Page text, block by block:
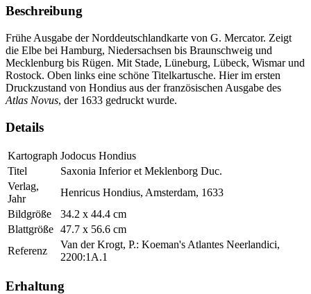
Beschreibung
Frühe Ausgabe der Norddeutschlandkarte von G. Mercator. Zeigt
die Elbe bei Hamburg, Niedersachsen bis Braunschweig und
Mecklenburg bis Rügen. Mit Stade, Lüneburg, Lübeck, Wismar und
Rostock. Oben links eine schöne Titelkartusche. Hier im ersten
Druckzustand von Hondius aus der französischen Ausgabe des
Atlas Novus, der 1633 gedruckt wurde.
Details
Kartograph Jodocus Hondius
Titel
Saxonia Inferior et Meklenborg Duc.
Verlag,
Jahr
Henricus Hondius, Amsterdam, 1633
Bildgröße
34.2 x 44.4 cm
Blattgröße 47.7 x 56.6 cm
Referenz
Van der Krogt, P.: Koeman's Atlantes Neerlandici,
2200:1A.1
Erhaltung